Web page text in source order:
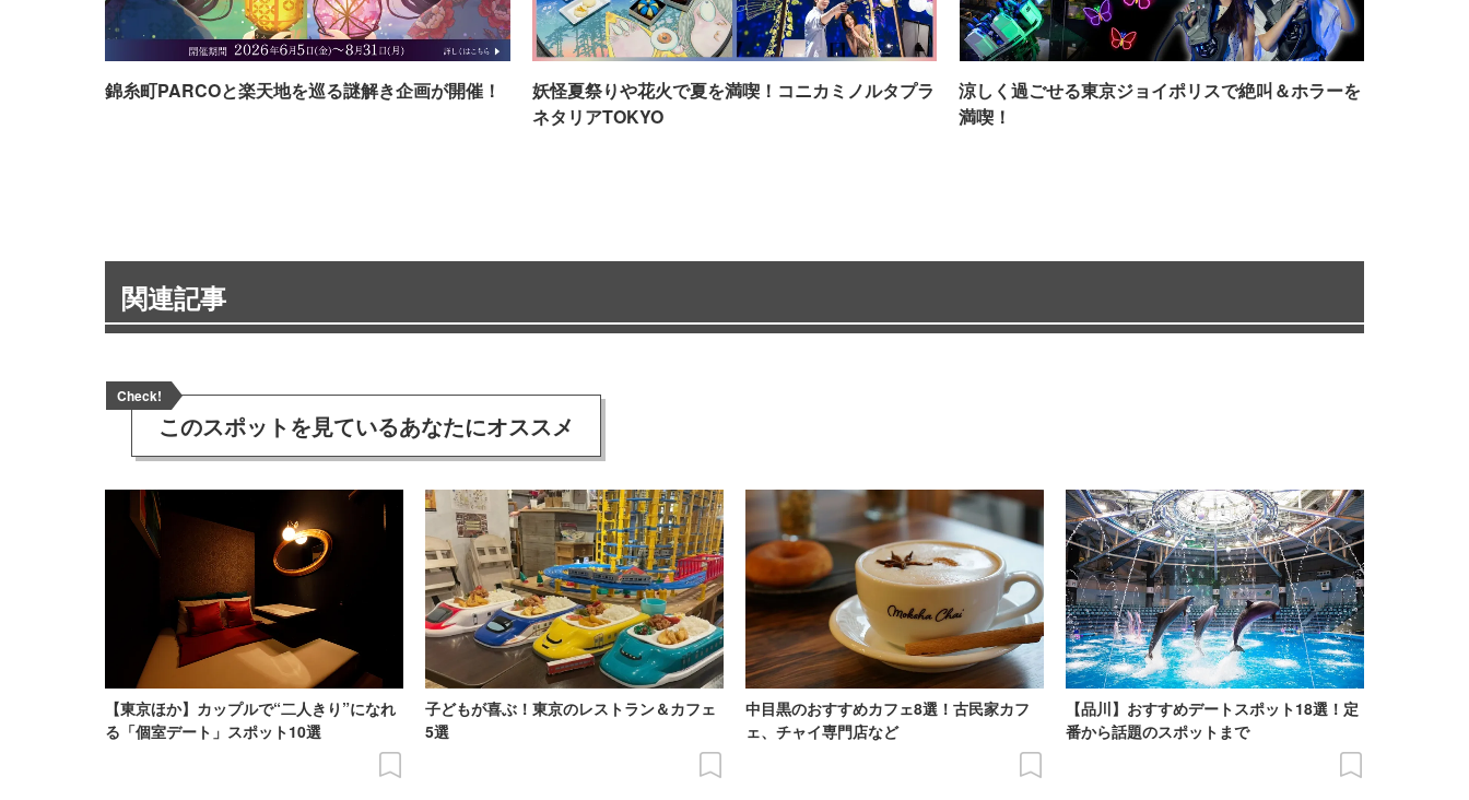
錦糸町PARCOと楽天地を巡る謎解き企画が開催！
妖怪夏祭りや花火で夏を満喫！コニカミノルタプラ
ネタリアTOKYO
涼しく過ごせる東京ジョイポリスで絶叫＆ホラーを
満喫！
関連記事
Check!
このスポットを見ているあなたにオススメ
【東京ほか】カップルで“二人きり”になれ
る「個室デート」スポット10選
子どもが喜ぶ！東京のレストラン＆カフェ
5選
中目黒のおすすめカフェ8選！古民家カフ
ェ、チャイ専門店など
【品川】おすすめデートスポット18選！定
番から話題のスポットまで